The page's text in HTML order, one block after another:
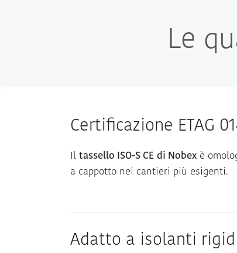
Le
Certificazione ETAG
Iltassello ISO-S CE di Nobexè
a cappotto nei cantieri più esigenti.
Adatto a isolanti